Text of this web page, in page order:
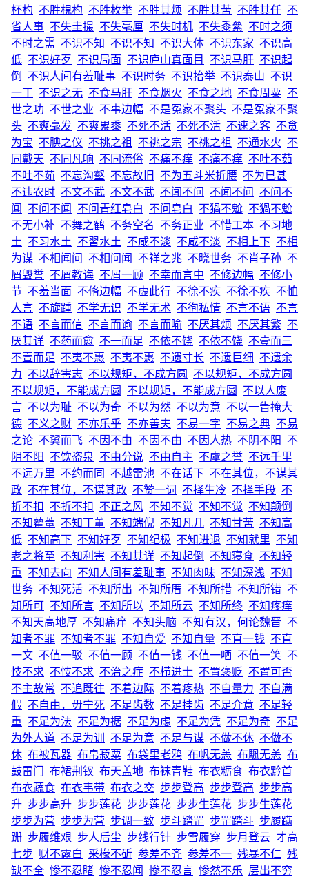
杯杓 不胜梘杓 不胜枚举 不胜其烦 不胜其苦 不胜其任 不
省人事 不失圭撮 不失毫厘 不失时机 不失黍絫 不时之须
不时之需 不识不知 不识不知 不识大体 不识东家 不识高
低 不识好歹 不识局面 不识庐山真面目 不识马肝 不识起
倒
不识人间有羞耻事 不识时务 不识抬举 不识泰山 不识
一丁 不识之无 不食马肝 不食烟火 不食之地 不食周粟 不
世之功 不世之业 不事边幅 不是冤家不聚头 不是冤家不聚
头 不爽毫发 不爽累黍 不死不活 不死不活 不速之客 不贪
为宝 不腆之仪 不挑之祖 不祧之宗 不祧之祖 不通水火 不
同戴天 不同凡响 不同流俗 不痛不痒 不痛不痒 不吐不茹
不吐不茹 不忘沟壑 不忘故旧 不为五斗米折腰 不为已甚
不违农时 不文不武 不文不武 不闻不问 不闻不问
不问不
闻
不问不闻 不问青红皂白 不问皂白 不猧不魀 不猧不魀
不无小补 不舞之鹤 不务空名 不务正业 不惜工本 不习地
土 不习水土 不習水土 不咸不淡 不咸不淡 不相上下 不相
为谋 不相闻问 不相问闻 不祥之兆 不晓世务 不肖子孙 不
屑毁誉 不屑教诲 不屑一顾 不幸而言中 不修边幅 不修小
节 不羞当面 不脩边幅 不虚此行 不徐不疾 不徐不疾 不恤
人言 不旋踵 不学无识 不学无术 不徇私情 不言不语 不言
不语 不言而信 不言而谕 不言而喻 不厌其烦 不厌其繁 不
厌其详 不药而愈 不一而足 不依不饶 不依不饶 不壹而三
不壹而足 不夷不惠 不夷不惠 不遗寸长 不遗巨细
不遗余
力 不以辞害志 不以规矩，不成方圆
不以规矩，不成方圆
不以规矩，不能成方圆
不以规矩，不能成方圆
不以人废
言 不以为耻 不以为奇 不以为然 不以为意 不以一眚掩大
德 不义之财 不亦乐乎 不亦善夫 不易一字 不易之典 不易
之论 不翼而飞 不因不由 不因不由 不因人热 不阴不阳
不
阴不阳
不饮盗泉 不由分说 不由自主 不虞之誉 不远千里
不远万里 不约而同 不越雷池 不在话下 不在其位，不谋其
政 不在其位，不谋其政 不赞一词 不择生冷 不择手段 不
折不扣
不折不扣 不正之风 不知不觉 不知不觉 不知颠倒
不知藋蕫 不知丁董 不知端倪 不知凡几 不知甘苦 不知高
低 不知高下 不知好歹 不知纪极 不知进退 不知就里 不知
老之将至 不知利害 不知其详 不知起倒 不知寝食 不知轻
重 不知去向 不知人间有羞耻事 不知肉味 不知深浅 不知
世务 不知死活 不知所出 不知所厝 不知所措 不知所错 不
知所可 不知所言 不知所以 不知所云 不知所终 不知疼痒
不知天高地厚 不知痛痒 不知头脑 不知有汉，何论魏晋 不
知者不罪 不知者不罪 不知自爱 不知自量 不直一钱 不直
一文 不值一驳 不值一顾 不值一钱 不值一哂 不值一笑 不
忮不求 不忮不求 不治之症 不栉进士 不置褒贬 不置可否
不主故常 不追既往 不着边际 不着疼热 不自量力 不自满
假 不自由，毋宁死 不足齿数 不足挂齿 不足介意 不足轻
重 不足为法 不足为据 不足为虑 不足为凭 不足为奇 不足
为外人道 不足为训 不足为意 不足与谋 不做不休 不做不
休 布被瓦器 布帛菽粟 布袋里老鸦 布帆无恙 布颿无恙 布
鼓雷门
布裙荆钗 布天盖地 布袜青鞋 布衣粝食 布衣黔首
布衣蔬食 布衣韦带 布衣之交 步步登高 步步登高 步步高
升 步步高升 步步莲花 步步莲花 步步生莲花 步步生莲花
步步为营 步步为营 步调一致 步斗踏罡 步罡踏斗 步履蹒
跚 步履维艰 步人后尘 步线行针 步雪履穿 步月登云 才高
七步 财不露白 采椽不斫 参差不齐 参差不一 残暴不仁 残
缺不全 惨不忍睹 惨不忍闻 惨不忍言 惨然不乐 层出不穷